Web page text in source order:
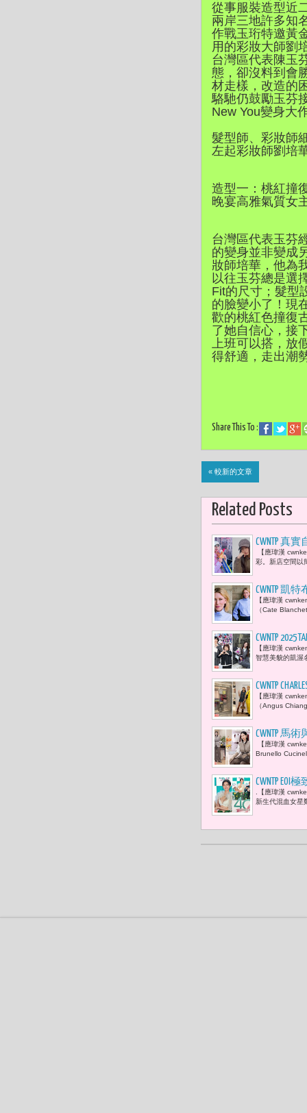
從事服裝造型近
兩岸三地許多知
作戰玉珩特邀黃
用的彩妝大師劉
台灣區代表陳玉
態，卻沒料到會
材走樣，改造的
駱馳仍鼓勵玉芬
New You變身大
髮型師、彩妝師
左起彩妝師劉培
造型一：桃紅撞
晚宴高雅氣質女
台灣區代表玉芬
的變身並非變成
妝師培華，他為
以往玉芬總是選
Fit的尺寸；髮型
的臉變小了！現
歡的桃紅色撞復
了她自信心，接
上班可以搭，
得舒適，走出潮
Share This To :
« 較新的文章
Related Posts
CWNTP 真
周子瑜及
【應瑋漢
彩。新店空間以
CWNTP 凱
【應瑋漢
（Cate
CWNTP
士王聖芬
【應瑋漢
智慧美貌的凱渥
CWNTP
受當餘料
【應瑋漢
（Angus
CWNTP 馬
【應瑋漢
Brunello
CWNTP
身
.【應瑋漢
新生代混血女星